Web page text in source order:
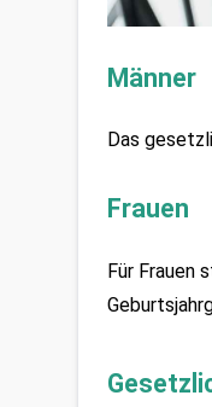
Männer
Das
Frauen
Für Frauen